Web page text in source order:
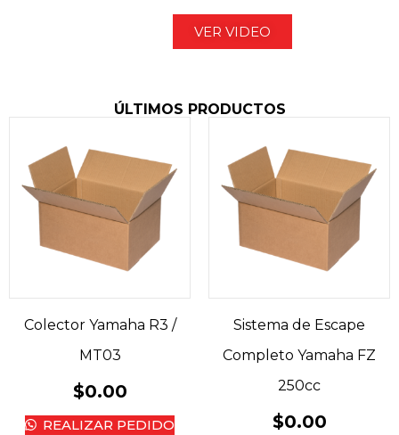
VER VIDEO
ÚLTIMOS PRODUCTOS
Colector Yamaha R3 /
MT03
$0.00
REALIZAR PEDIDO
Sistema de Escape
Completo Yamaha FZ
250cc
$0.00